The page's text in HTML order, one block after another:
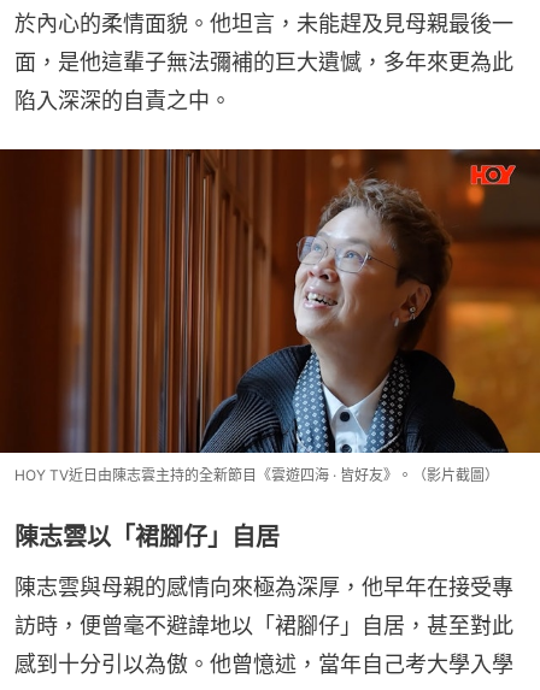
於內心的柔情面貌。他坦言，未能趕及見母親最後一
面，是他這輩子無法彌補的巨大遺憾，多年來更為此
陷入深深的自責之中。
HOY TV近日由陳志雲主持的全新節目《雲遊四海 · 皆好友》。（影片截圖）
陳志雲以「裙腳仔」自居
陳志雲與母親的感情向來極為深厚，他早年在接受專
訪時，便曾毫不避諱地以「裙腳仔」自居，甚至對此
感到十分引以為傲。他曾憶述，當年自己考大學入學